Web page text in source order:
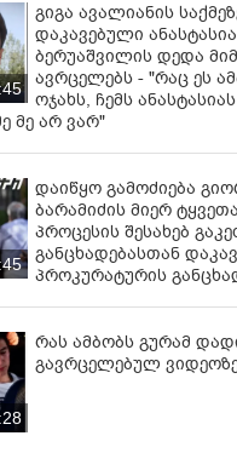
გიგა ავალიანის
დაკავებული ანასტასია
ბერუაშვილის დედა
ავრცელებს - "რაც ეს
ოჯახს, ჩემს
მე არ ვარ"
დაიწყო გამოძიება
ბარამიძის მიერ
პროცესის შესახებ
განცხადებასთან
პროკურატურის
რას ამბობს გურამ
გავრცელებულ